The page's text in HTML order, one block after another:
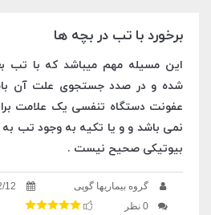
برخورد با تب در بچه ها
این مسیله مهم میباشد که با تب
شده و در صدد جستجوی علت آن
عفونت دستگاه تنفسی یک علامت
نمی باشد و و یا تکیه به وجود تب به
بیوتیکی صحیح نیست .
گروه بیماریها گوپی
12
0 نظر